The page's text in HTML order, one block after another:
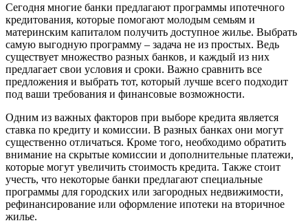
Сегодня многие банки предлагают программы ипотечного
кредитования, которые помогают молодым семьям и
материнским капиталом получить доступное жилье. Выбрать
самую выгодную программу – задача не из простых. Ведь
существует множество разных банков, и каждый из них
предлагает свои условия и сроки. Важно сравнить все
предложения и выбрать тот, который лучше всего подходит
под ваши требования и финансовые возможности.
Одним из важных факторов при выборе кредита является
ставка по кредиту и комиссии. В разных банках они могут
существенно отличаться. Кроме того, необходимо обратить
внимание на скрытые комиссии и дополнительные платежи,
которые могут увеличить стоимость кредита. Также стоит
учесть, что некоторые банки предлагают специальные
программы для городских или загородных недвижимости,
рефинансирование или оформление ипотеки на вторичное
жилье.